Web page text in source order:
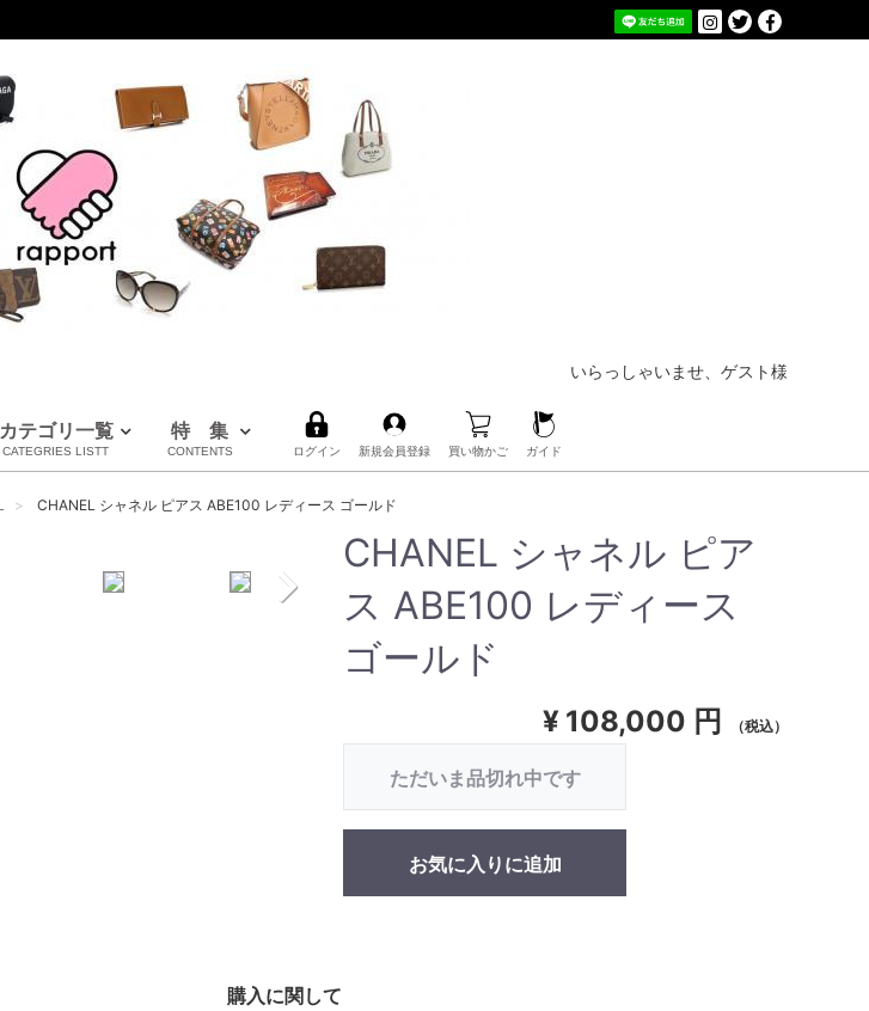
いらっしゃいませ、ゲスト様
カテゴリ一覧
CATEGRIES LISTT
特 集
CONTENTS ログイン 新規会員登録 買い物かご ガイド
CHANEL シャネル ピアス ABE100 レディース ゴールド
CHANEL シャネル ピア
ス ABE100 レディース
ゴールド
¥ 108,000 円 （税込）
ただいま品切れ中です
お気に入りに追加
購入に関して